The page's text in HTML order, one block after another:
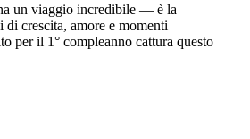
un viaggio incredibile — è la
crescita, amore e momenti
per il 1° compleanno cattura questo